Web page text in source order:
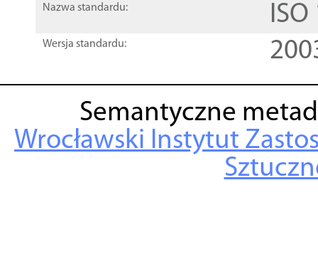
Nazwa standardu:
Wersja standardu:
Semantyczne
Wrocławski Instytut